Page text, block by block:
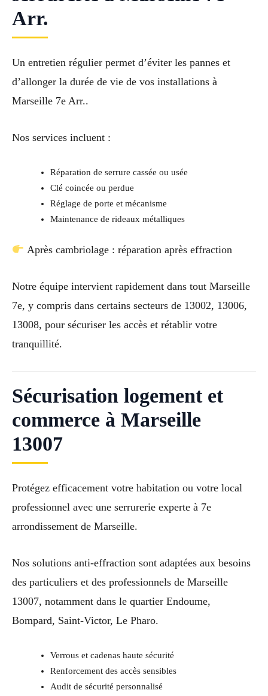
Arr.
Un entretien régulier permet d’éviter les pannes et
d’allonger la durée de vie de vos installations à
Marseille 7e Arr..
Nos services incluent :
Réparation de serrure cassée ou usée
Clé coincée ou perdue
Réglage de porte et mécanisme
Maintenance de rideaux métalliques
Après cambriolage : réparation après effraction
Notre équipe intervient rapidement dans tout Marseille
7e, y compris dans certains secteurs de 13002, 13006,
13008, pour sécuriser les accès et rétablir votre
tranquillité.
Sécurisation logement et
commerce à Marseille
13007
Protégez efficacement votre habitation ou votre local
professionnel avec une serrurerie experte à 7e
arrondissement de Marseille.
Nos solutions anti-effraction sont adaptées aux besoins
des particuliers et des professionnels de Marseille
13007, notamment dans le quartier Endoume,
Bompard, Saint-Victor, Le Pharo.
Verrous et cadenas haute sécurité
Renforcement des accès sensibles
Audit de sécurité personnalisé